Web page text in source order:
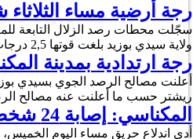
رجة أرضية مساء الثلاثاء
ولاية سيدي بوزيد بلغت قوتها 2,5 درجات على سلم ريشتر. وقد حدد مركز الرجة حسب التحاليل …
رجة ارتدادية بمدينة
ريشتر حسب ما أعلنت عنه مصالح
المكناسي: إصابة 24 شخصا في حريق بمحل لبيع البنزين المهرّب